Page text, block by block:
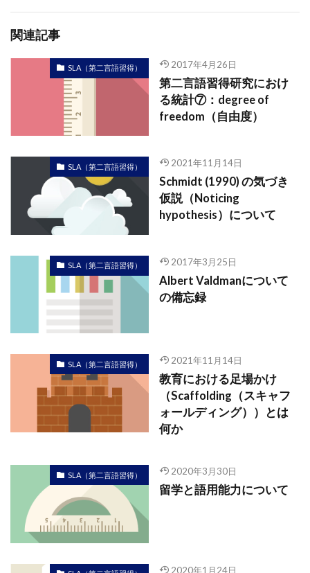
関連記事
SLA（第二言語習得） 2017年4月26日
第二言語習得研究におけ
る統計⑦：degree of
freedom（自由度）
SLA（第二言語習得） 2021年11月14日
Schmidt (1990) の気づき
仮説（Noticing
hypothesis）について
SLA（第二言語習得） 2017年3月25日
Albert Valdmanについて
の備忘録
SLA（第二言語習得） 2021年11月14日
教育における足場かけ
（Scaffolding（スキャフ
ォールディング））とは
何か
SLA（第二言語習得） 2020年3月30日
留学と語用能力について
2020年1月24日